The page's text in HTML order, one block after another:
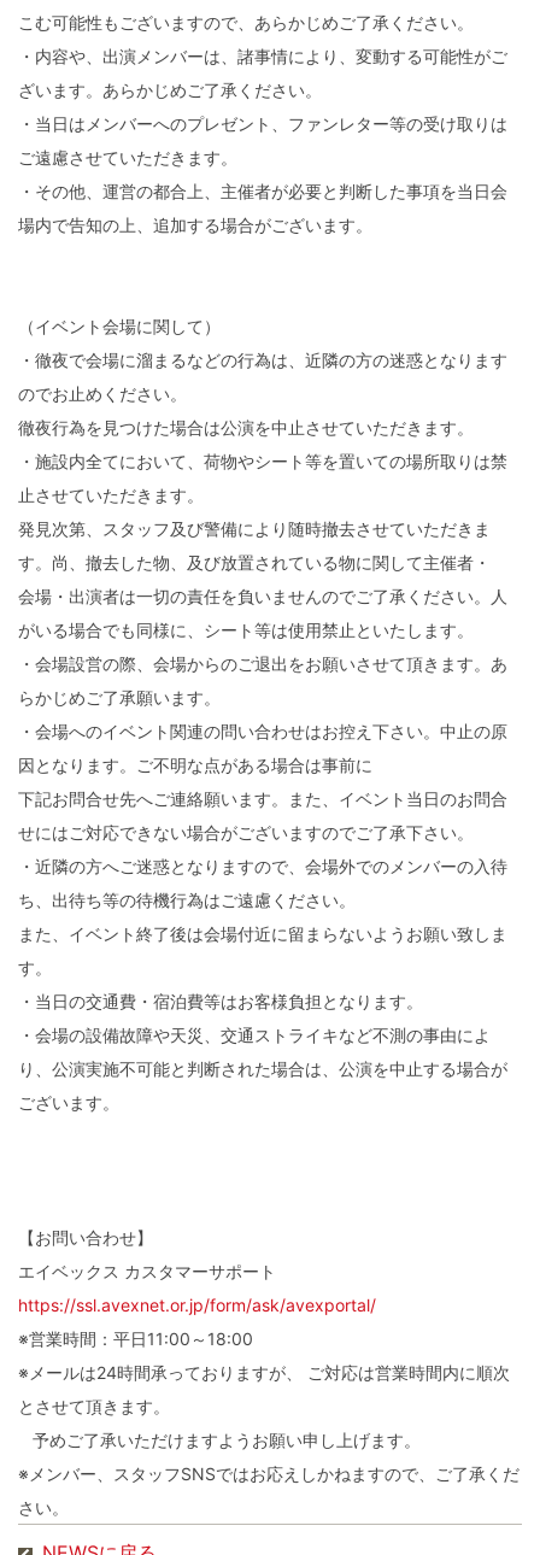
こむ可能性もございますので、あらかじめご了承ください。
・内容や、出演メンバーは、諸事情により、変動する可能性がご
ざいます。あらかじめご了承ください。
・当日はメンバーへのプレゼント、ファンレター等の受け取りは
ご遠慮させていただきます。
・その他、運営の都合上、主催者が必要と判断した事項を当日会
場内で告知の上、追加する場合がございます。
（イベント会場に関して）
・徹夜で会場に溜まるなどの行為は、近隣の方の迷惑となります
のでお止めください。
徹夜行為を見つけた場合は公演を中止させていただきます。
・施設内全てにおいて、荷物やシート等を置いての場所取りは禁
止させていただきます。
発見次第、スタッフ及び警備により随時撤去させていただきま
す。尚、撤去した物、及び放置されている物に関して主催者・
会場・出演者は一切の責任を負いませんのでご了承ください。人
がいる場合でも同様に、シート等は使用禁止といたします。
・会場設営の際、会場からのご退出をお願いさせて頂きます。あ
らかじめご了承願います。
・会場へのイベント関連の問い合わせはお控え下さい。中止の原
因となります。ご不明な点がある場合は事前に
下記お問合せ先へご連絡願います。また、イベント当日のお問合
せにはご対応できない場合がございますのでご了承下さい。
・近隣の方へご迷惑となりますので、会場外でのメンバーの入待
ち、出待ち等の待機行為はご遠慮ください。
また、イベント終了後は会場付近に留まらないようお願い致しま
す。
・当日の交通費・宿泊費等はお客様負担となります。
・会場の設備故障や天災、交通ストライキなど不測の事由によ
り、公演実施不可能と判断された場合は、公演を中止する場合が
ございます。
【お問い合わせ】
エイベックス カスタマーサポート
https://ssl.avexnet.or.jp/form/ask/avexportal/
※営業時間：平日11:00～18:00
※メールは24時間承っておりますが、 ご対応は営業時間内に順次
とさせて頂きます。
予めご了承いただけますようお願い申し上げます。
※メンバー、スタッフSNSではお応えしかねますので、ご了承くだ
さい。